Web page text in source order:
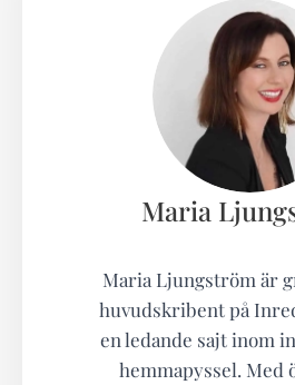
Maria
Maria Ljungström är
huvudskribent på
en ledande sajt inom
hemmapyssel. Med